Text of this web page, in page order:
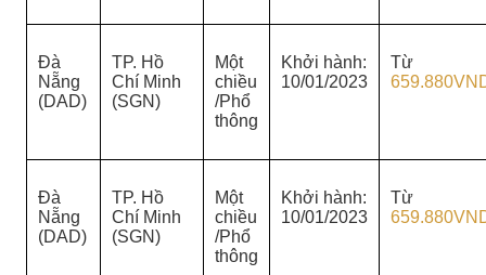
Đà
Nẵng
(DAD)
TP. Hồ
Chí Minh
(SGN)
Một
chiều
/Phổ
thông
Khởi hành:
10/01/2023
Từ
Đà
Nẵng
(DAD)
TP. Hồ
Chí Minh
(SGN)
Một
chiều
/Phổ
thông
Khởi hành:
10/01/2023
Từ